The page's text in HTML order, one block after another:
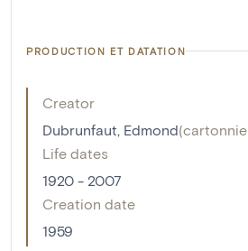
PRODUCTION ET DATATION
Creator
Dubrunfaut, Edmond(
Life dates
1920 - 2007
Creation date
1959